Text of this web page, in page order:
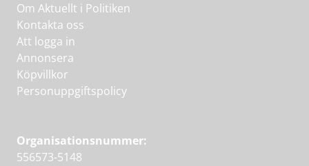
Om Aktuellt i Politiken
Kontakta oss
Att logga in
Annonsera
Köpvillkor
Personuppgiftspolicy
Organisationsnummer:
556573-5148